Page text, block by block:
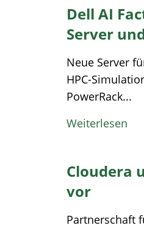
Dell AI
Server
Neue Server
HPC-
PowerRack...
Weiterlesen
Cloudera
vor
Partnerschaft